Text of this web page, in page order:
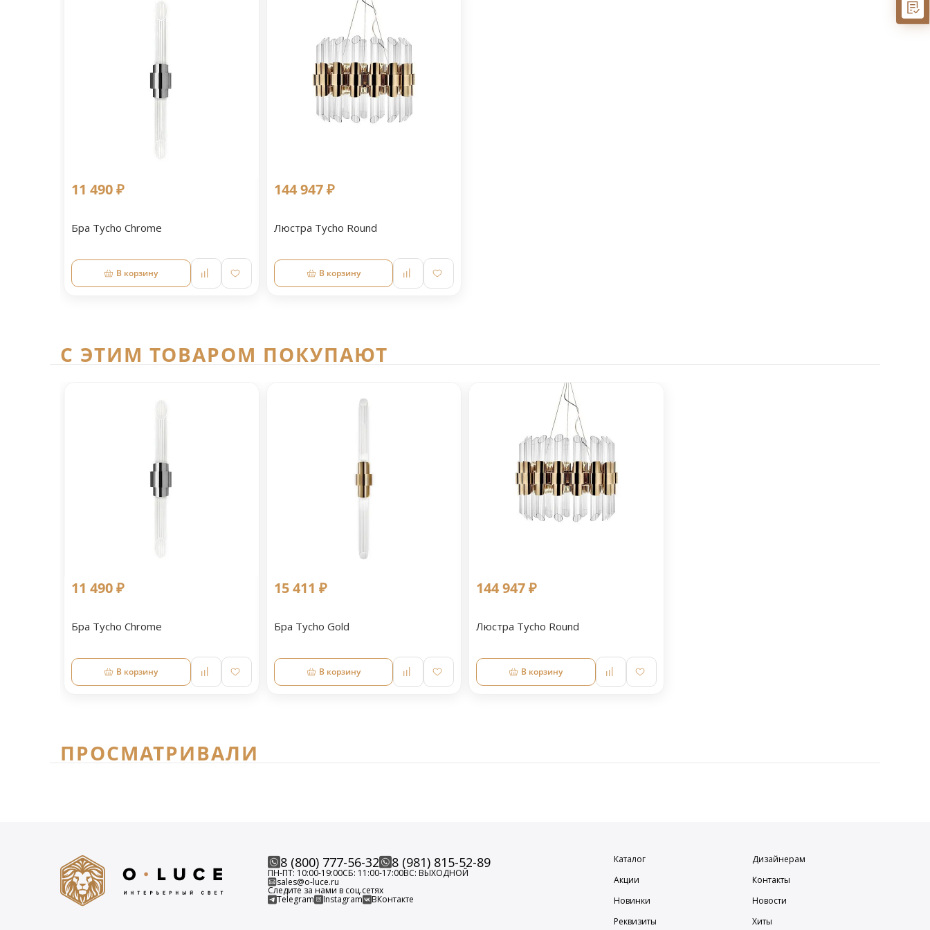
11 490 ₽
Бра Tycho Chrome
В корзину
144 947 ₽
Люстра Tycho Round
В корзину
C ЭТИМ ТОВАРОМ ПОКУПАЮТ
11 490 ₽
Бра Tycho Chrome
В корзину
15 411 ₽
Бра Tycho Gold
В корзину
144 947 ₽
Люстра Tycho Round
В корзину
ПРОСМАТРИВАЛИ
8 (800) 777-56-32 8 (981) 815-52-89
ПН-ПТ: 10:00-19:00СБ: 11:00-17:00ВС: ВЫХОДНОЙ
sales@o-luce.ru
Следите за нами в соц.сетях
Telegram Instagram ВКонтакте
Каталог
Дизайнерам
Акции
Контакты
Новинки
Новости
Реквизиты
Хиты